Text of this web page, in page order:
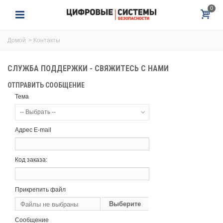
0
Домой > Контакты
СЛУЖБА ПОДДЕРЖКИ - СВЯЖИТЕСЬ С НАМИ
ОТПРАВИТЬ СООБЩЕНИЕ
Тема
-- Выбрать --
Адрес E-mail
Код заказа:
Прикрепить файл
Файлы не выбраны
Выберите
Сообщение